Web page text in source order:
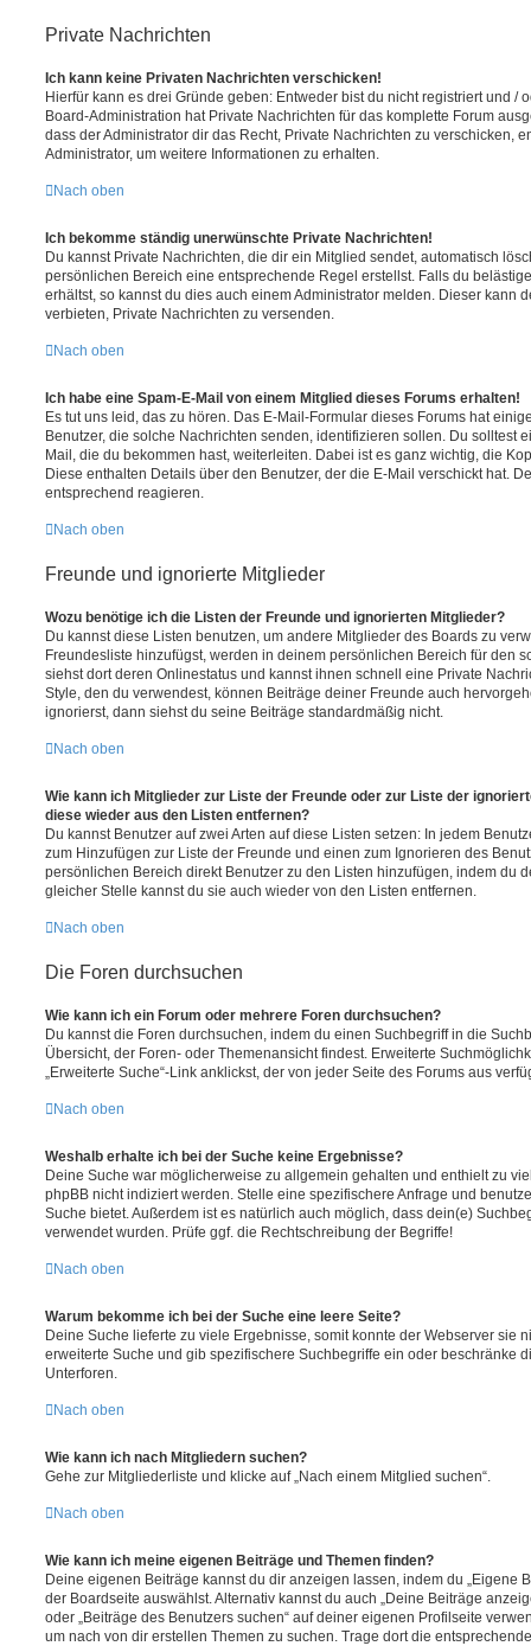
Private Nachrichten
Ich kann keine Privaten Nachrichten verschicken!
Hierfür kann es drei Gründe geben: Entweder bist du nicht registriert und /
Board-Administration hat Private Nachrichten für das komplette Forum
dass der Administrator dir das Recht, Private Nachrichten zu verschicken,
Administrator, um weitere Informationen zu erhalten.
Nach oben
Ich bekomme ständig unerwünschte Private Nachrichten!
Du kannst Private Nachrichten, die dir ein Mitglied sendet, automatisch
persönlichen Bereich eine entsprechende Regel erstellst. Falls du
erhältst, so kannst du dies auch einem Administrator melden. Dieser kann
verbieten, Private Nachrichten zu versenden.
Nach oben
Ich habe eine Spam-E-Mail von einem Mitglied dieses Forums erhalten!
Es tut uns leid, das zu hören. Das E-Mail-Formular dieses Forums hat
Benutzer, die solche Nachrichten senden, identifizieren sollen. Du solltest
Mail, die du bekommen hast, weiterleiten. Dabei ist es ganz wichtig, die
Diese enthalten Details über den Benutzer, der die E-Mail verschickt hat.
entsprechend reagieren.
Nach oben
Freunde und ignorierte Mitglieder
Wozu benötige ich die Listen der Freunde und ignorierten Mitglieder?
Du kannst diese Listen benutzen, um andere Mitglieder des Boards zu
Freundesliste hinzufügst, werden in deinem persönlichen Bereich für den
siehst dort deren Onlinestatus und kannst ihnen schnell eine Private
Style, den du verwendest, können Beiträge deiner Freunde auch
ignorierst, dann siehst du seine Beiträge standardmäßig nicht.
Nach oben
Wie kann ich Mitglieder zur Liste der Freunde oder zur Liste der
diese wieder aus den Listen entfernen?
Du kannst Benutzer auf zwei Arten auf diese Listen setzen: In jedem
zum Hinzufügen zur Liste der Freunde und einen zum Ignorieren des
persönlichen Bereich direkt Benutzer zu den Listen hinzufügen, indem du
gleicher Stelle kannst du sie auch wieder von den Listen entfernen.
Nach oben
Die Foren durchsuchen
Wie kann ich ein Forum oder mehrere Foren durchsuchen?
Du kannst die Foren durchsuchen, indem du einen Suchbegriff in die
Übersicht, der Foren- oder Themenansicht findest. Erweiterte
„Erweiterte Suche“-Link anklickst, der von jeder Seite des Forums aus
Nach oben
Weshalb erhalte ich bei der Suche keine Ergebnisse?
Deine Suche war möglicherweise zu allgemein gehalten und enthielt zu
phpBB nicht indiziert werden. Stelle eine spezifischere Anfrage und
Suche bietet. Außerdem ist es natürlich auch möglich, dass dein(e)
verwendet wurden. Prüfe ggf. die Rechtschreibung der Begriffe!
Nach oben
Warum bekomme ich bei der Suche eine leere Seite?
Deine Suche lieferte zu viele Ergebnisse, somit konnte der Webserver sie
erweiterte Suche und gib spezifischere Suchbegriffe ein oder beschränke
Unterforen.
Nach oben
Wie kann ich nach Mitgliedern suchen?
Gehe zur Mitgliederliste und klicke auf „Nach einem Mitglied suchen“.
Nach oben
Wie kann ich meine eigenen Beiträge und Themen finden?
Deine eigenen Beiträge kannst du dir anzeigen lassen, indem du „Eigene
der Boardseite auswählst. Alternativ kannst du auch „Deine Beiträge
oder „Beiträge des Benutzers suchen“ auf deiner eigenen Profilseite
um nach von dir erstellen Themen zu suchen. Trage dort die